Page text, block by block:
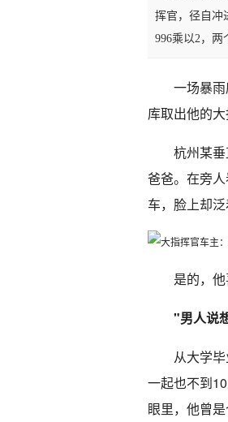
挥官，径自冲
996乘以2，两
一场暴
库取出他的
杭州某
爸爸。在旁
车，脸上却泛
是的，
"男人说
从大学
一起也不到
眼里，他曾是